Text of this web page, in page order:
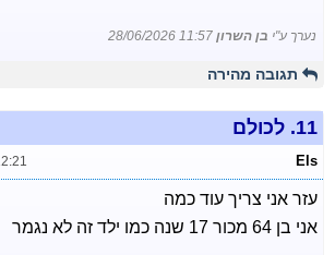
נערך ע"י בן השרון 28/06/2026 11:57
תגובה מהירה
11. לכולם
Els
עזר אני צריך עוד כמה
אני בן 64 מכור 17 שנה כמו ילד זה לא נגמר